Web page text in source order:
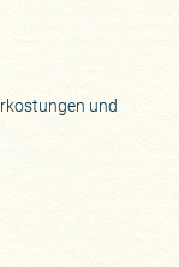
und
Seite